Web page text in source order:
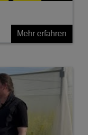
Mehr erfahren